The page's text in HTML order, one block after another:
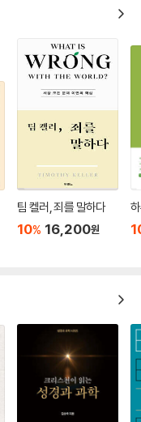
팀 켈러, 죄를 말하다
10% 16,200원